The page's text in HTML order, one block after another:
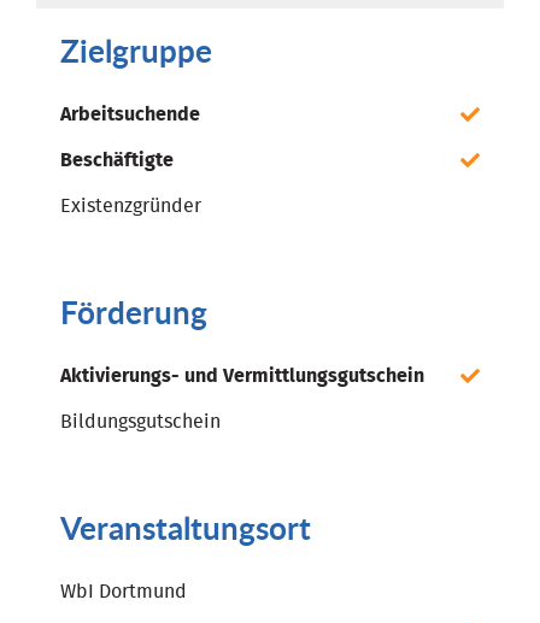
Zielgruppe
Arbeitsuchende
Beschäftigte
Existenzgründer
Förderung
Aktivierungs- und Vermittlungsgutschein
Bildungsgutschein
Veranstaltungsort
WbI Dortmund